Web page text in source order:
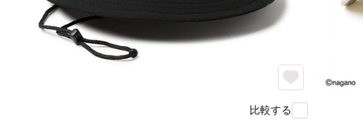
比較する